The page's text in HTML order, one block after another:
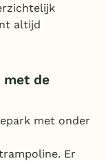
altijd
met de
met onder
Er